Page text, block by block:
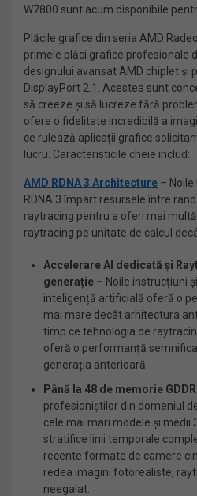
W7800 sunt acum disponibile
Plăcile grafice din seria AMD
primele plăci grafice profesionale
designului avansat AMD chiplet și
DisplayPort 2.1. Acestea sunt
să creeze și să lucreze fără
ofere o fidelitate incredibilă a
ce rulează aplicații grafice
lucru. Caracteristicile cheie includ:
AMD RDNA 3 Architecture –
RDNA 3 împart resursele între
raytracing pentru a oferi mai
raytracing pe unitate de calcul
Accelerare AI dedicată și
generație – Noile instrucțiuni
inteligență artificială oferă o
mai mare decât arhitectura
timp ce tehnologia de
oferă o performanță
generația anterioară.
Până la 48 de memorie
profesioniștilor din domeniul
cele mai mari modele și medii
stratifice linii temporale
recente formate de camere
redea imagini fotorealiste,
neegalat.